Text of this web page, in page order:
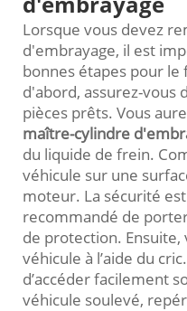
Lorsque vous devez
d'embrayage, il est
bonnes étapes pour
d'abord, assurez-vous
pièces prêts. Vous
maître-cylindre
du liquide de frein.
véhicule sur une
moteur. La sécurité
recommandé de
de protection.
véhicule à l’aide du
d’accéder facilement
véhicule soulevé,